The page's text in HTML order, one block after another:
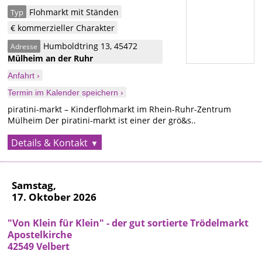
Typ
Flohmarkt mit Ständen
€ kommerzieller Charakter
Adresse Humboldtring 13,45472
Mülheim an der Ruhr
Anfahrt ›
Termin im Kalender speichern ›
piratini-markt – Kinderflohmarkt im Rhein-Ruhr-Zentrum
Mülheim Der piratini-markt ist einer der grö&s..
Details & Kontakt
Samstag,
17. Oktober 2026
"Von Klein für Klein" - der gut sortierte Trödelmarkt
Apostelkirche
42549 Velbert